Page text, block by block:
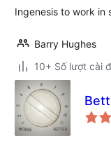
Ingenesis to work in
Barry Hughes
10+ Số lượt cài